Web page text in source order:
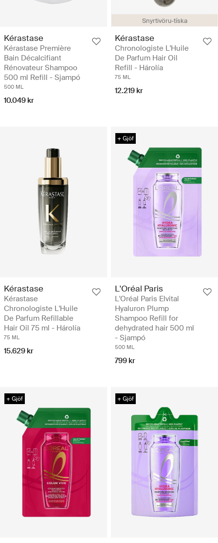
Kérastase
Kérastase Première
Bain Décalcifiant
Rénovateur Shampoo
500 ml Refill - Sjampó
500 ML
10.049 kr
Snyrtivöru-tíska
Kérastase
Chronologiste L'Huile
De Parfum Hair Oil
Refill - Hárolía
75 ML
12.219 kr
Kérastase
Kérastase
Chronologiste L'Huile
De Parfum Refillable
Hair Oil 75 ml - Hárolía
75 ML
15.629 kr
+ Gjöf
L'Oréal Paris
L'Oréal Paris Elvital
Hyaluron Plump
Shampoo Refill for
dehydrated hair 500 ml
- Sjampó
500 ML
799 kr
+ Gjöf + Gjöf